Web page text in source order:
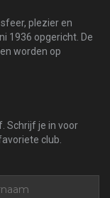
plezier en
1936 opgericht. De
worden op
Schrijf je in voor
club.